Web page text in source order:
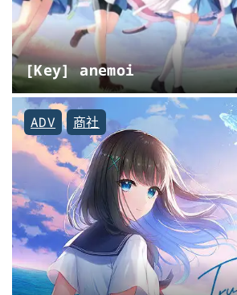
[Key] anemoi
ADV 商社